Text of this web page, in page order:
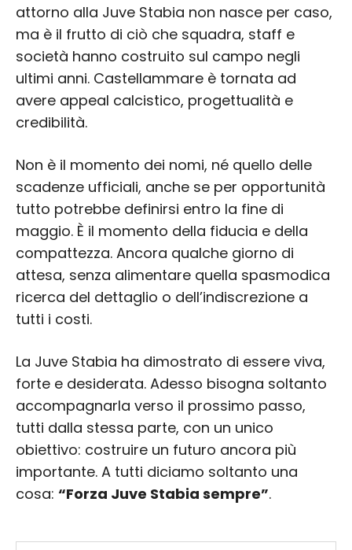
attorno alla Juve Stabia non nasce per caso,
ma è il frutto di ciò che squadra, staff e
società hanno costruito sul campo negli
ultimi anni. Castellammare è tornata ad
avere appeal calcistico, progettualità e
credibilità.
Non è il momento dei nomi, né quello delle
scadenze ufficiali, anche se per opportunità
tutto potrebbe definirsi entro la fine di
maggio. È il momento della fiducia e della
compattezza. Ancora qualche giorno di
attesa, senza alimentare quella spasmodica
ricerca del dettaglio o dell’indiscrezione a
tutti i costi.
La Juve Stabia ha dimostrato di essere viva,
forte e desiderata. Adesso bisogna soltanto
accompagnarla verso il prossimo passo,
tutti dalla stessa parte, con un unico
obiettivo: costruire un futuro ancora più
importante. A tutti diciamo soltanto una
cosa: “Forza Juve Stabia sempre”.